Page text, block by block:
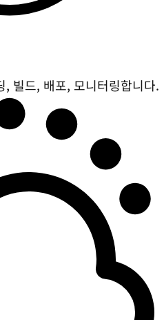
빌드, 배포, 모니터링합니다.